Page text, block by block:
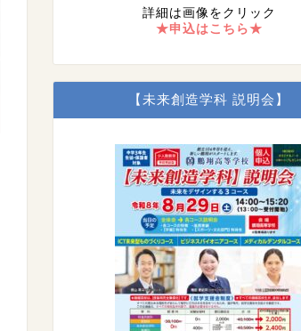
詳細は画像をクリック
★申込はこちら★
【未来創造学科 説明会】